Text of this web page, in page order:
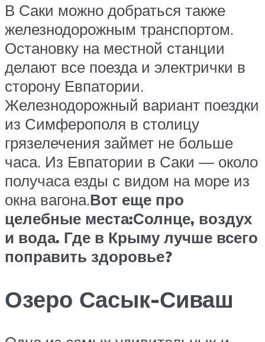
В Саки можно добраться также
железнодорожным транспортом.
Остановку на местной станции
делают все поезда и электрички в
сторону Евпатории.
Железнодорожный вариант поездки
из Симферополя в столицу
грязелечения займет не больше
часа. Из Евпатории в Саки — около
получаса езды с видом на море из
окна вагона.Вот еще про
целебные места:Солнце, воздух
и вода. Где в Крыму лучше всего
поправить здоровье?
Озеро Сасык-Сиваш